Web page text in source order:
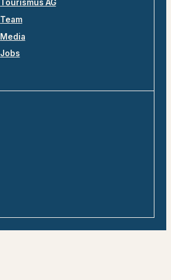
Tourismus AG
Team
Media
Jobs